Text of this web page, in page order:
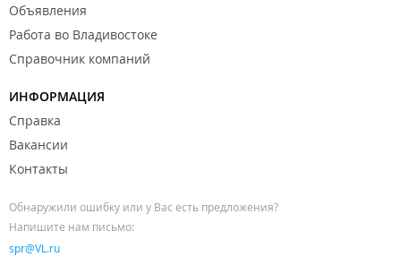
Объявления
Работа во Владивостоке
Справочник компаний
ИНФОРМАЦИЯ
Справка
Вакансии
Контакты
Обнаружили ошибку или у Вас есть предложения?
Напишите нам письмо:
spr@VL.ru